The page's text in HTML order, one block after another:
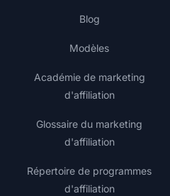
Blog
Modèles
Académie de marketing
d'affiliation
Glossaire du marketing
d'affiliation
Répertoire de programmes
d'affiliation